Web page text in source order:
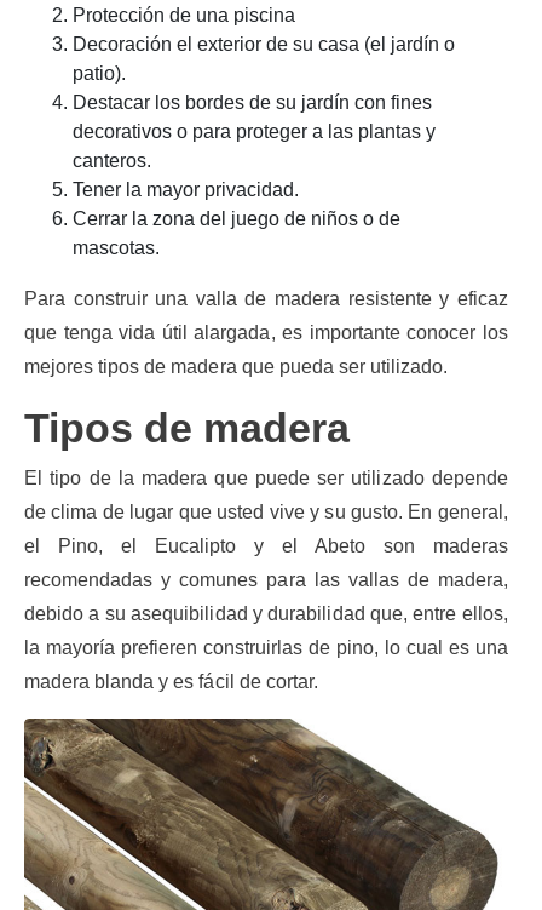
Protección de una piscina
Decoración el exterior de su casa (el jardín o
patio).
Destacar los bordes de su jardín con fines
decorativos o para proteger a las plantas y
canteros.
Tener la mayor privacidad.
Cerrar la zona del juego de niños o de
mascotas.
Para construir una valla de madera resistente y eficaz
que tenga vida útil alargada, es importante conocer los
mejores tipos de madera que pueda ser utilizado.
Tipos de madera
El tipo de la madera que puede ser utilizado depende
de clima de lugar que usted vive y su gusto. En general,
el Pino, el Eucalipto y el Abeto son maderas
recomendadas y comunes para las vallas de madera,
debido a su asequibilidad y durabilidad que, entre ellos,
la mayoría prefieren construirlas de pino, lo cual es una
madera blanda y es fácil de cortar.